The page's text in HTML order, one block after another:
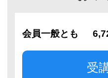
会員一般とも
受